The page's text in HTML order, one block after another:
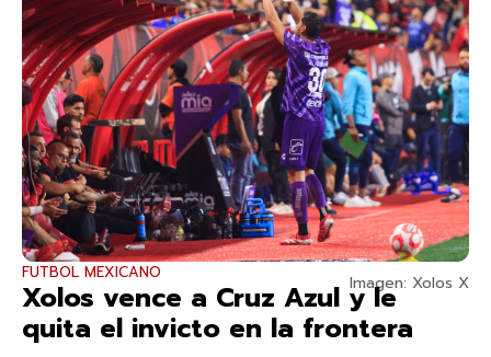
Imagen: Xolos X
FUTBOL MEXICANO
Xolos vence a Cruz Azul y le
quita el invicto en la frontera